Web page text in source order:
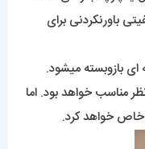
با رنگی کاملاً
باورنکردنی برای
بازوبسته میشود.
مناسب خواهد بود. اما